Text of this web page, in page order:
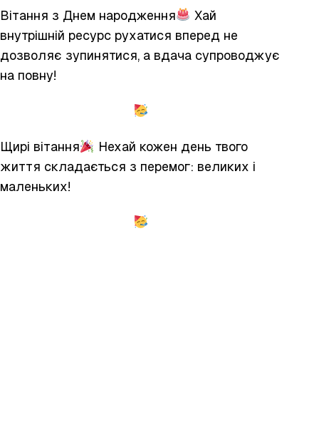
Вітання з Днем народження
Хай
внутрішній ресурс рухатися вперед не
дозволяє зупинятися, а вдача супроводжує
на повну!
Щирі вітання
Нехай кожен день твого
життя складається з перемог: великих і
маленьких!